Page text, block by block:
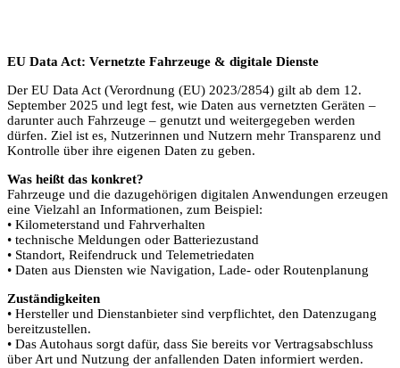
EU Data Act: Vernetzte Fahrzeuge & digitale Dienste
Der EU Data Act (Verordnung (EU) 2023/2854) gilt ab dem 12.
September 2025 und legt fest, wie Daten aus vernetzten Geräten –
darunter auch Fahrzeuge – genutzt und weitergegeben werden
dürfen. Ziel ist es, Nutzerinnen und Nutzern mehr Transparenz und
Kontrolle über ihre eigenen Daten zu geben.
Was heißt das konkret?
Fahrzeuge und die dazugehörigen digitalen Anwendungen erzeugen
eine Vielzahl an Informationen, zum Beispiel:
• Kilometerstand und Fahrverhalten
• technische Meldungen oder Batteriezustand
• Standort, Reifendruck und Telemetriedaten
• Daten aus Diensten wie Navigation, Lade- oder Routenplanung
Zuständigkeiten
• Hersteller und Dienstanbieter sind verpflichtet, den Datenzugang
bereitzustellen.
• Das Autohaus sorgt dafür, dass Sie bereits vor Vertragsabschluss
über Art und Nutzung der anfallenden Daten informiert werden.